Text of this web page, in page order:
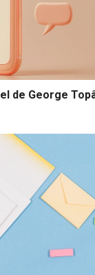
de George